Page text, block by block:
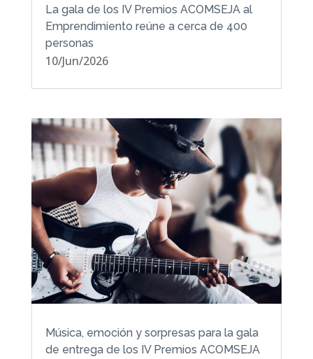
La gala de los IV Premios ACOMSEJA al
Emprendimiento reúne a cerca de 400
personas
10/Jun/2026
Música, emoción y sorpresas para la gala
de entrega de los IV Premios ACOMSEJA